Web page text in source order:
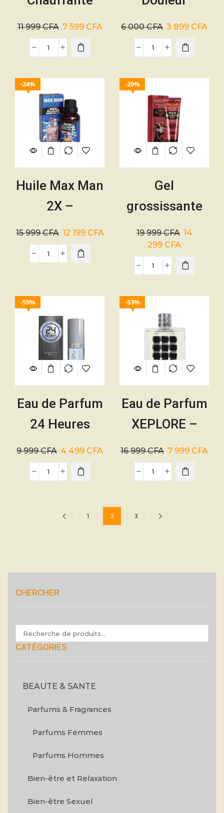
Amincissante
Beckon – 350g
11 999CFA 7 599 CFA
DISAAR – 100g
6 000CFA 3 899 CFA
24%
Huile Max Man
2X –
Agrandissement
du Pénis –
30ml
15 999CFA 12 199 CFA
29%
Gel
grossissante
Max Men du
Pénis – 50ml
19 999CFA 14
299 CFA
55%
Eau de Parfum
24 Heures
Silver – 100ml
9 999CFA 4 499 CFA
53%
Eau de Parfum
XEPLORE –
100ml
16 999CFA 7 999 CFA
1 2 3
CHERCHER
CATÉGORIES
BEAUTE & SANTE
Parfums & Fragrances
Parfums Femmes
Parfums Hommes
Bien-être et Relaxation
Bien-être Sexuel